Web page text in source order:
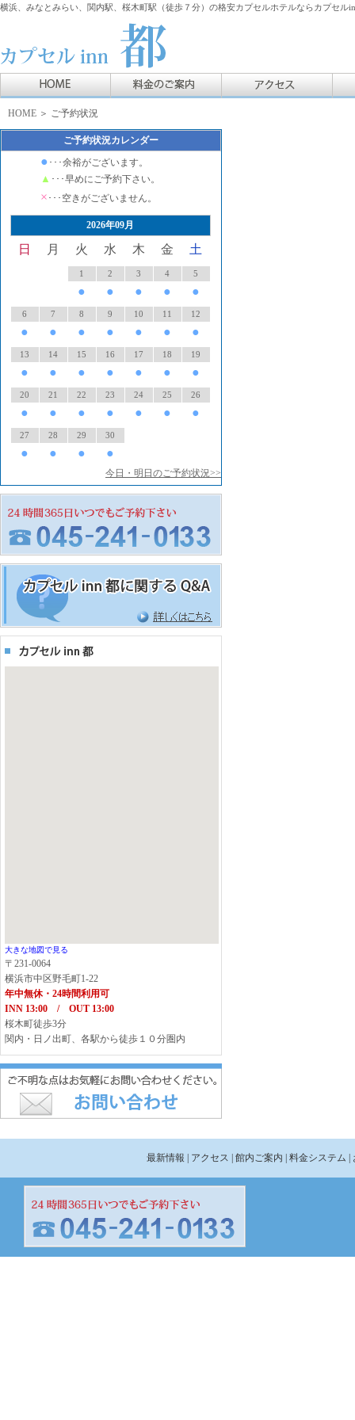
横浜、みなとみらい、関内駅、桜木町駅（徒歩７分）の格安カプセルホテルならカプセル
HOME ＞ ご予約状況
ご予約状況カレンダー
● ･･･余裕がございます。
▲ ･･･早めにご予約下さい。
× ･･･空きがございません。
2026年09月
日 月 火 水 木 金 土
1
●
2
●
3
●
4
●
5
●
6
●
7
●
8
●
9
●
10
●
11
●
12
●
13
●
14
●
15
●
16
●
17
●
18
●
19
●
20
●
21
●
22
●
23
●
24
●
25
●
26
●
27
●
28
●
29
●
30
●
今日・明日のご予約状況>>
大きな地図で見る
〒231-0064
横浜市中区野毛町1-22
年中無休・24時間利用可
INN 13:00 / OUT 13:00
桜木町徒歩3分
関内・日ノ出町、各駅から徒歩１０分圏内
最新情報 | アクセス | 館内ご案内 | 料金システム